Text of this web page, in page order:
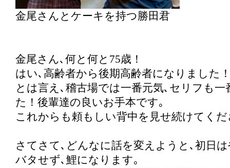
金尾さんとケーキを持つ勝田君
金尾さん､何と何と75歳！
はい､高齢者から後期高齢者になりました
とは言え､稽古場では一番元気､セリフも
た！後輩達の良いお手本です｡
これからも頼もしい背中を見せ続けてく
さてさて､どんなに話を変えようと､初日
バタせず､鯉になります｡